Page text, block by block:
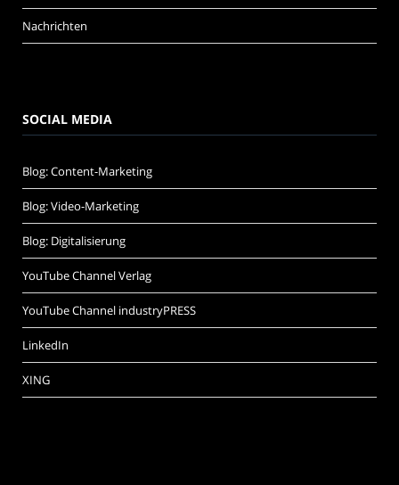
Nachrichten
SOCIAL MEDIA
Blog: Content-Marketing
Blog: Video-Marketing
Blog: Digitalisierung
YouTube Channel Verlag
YouTube Channel industryPRESS
LinkedIn
XING